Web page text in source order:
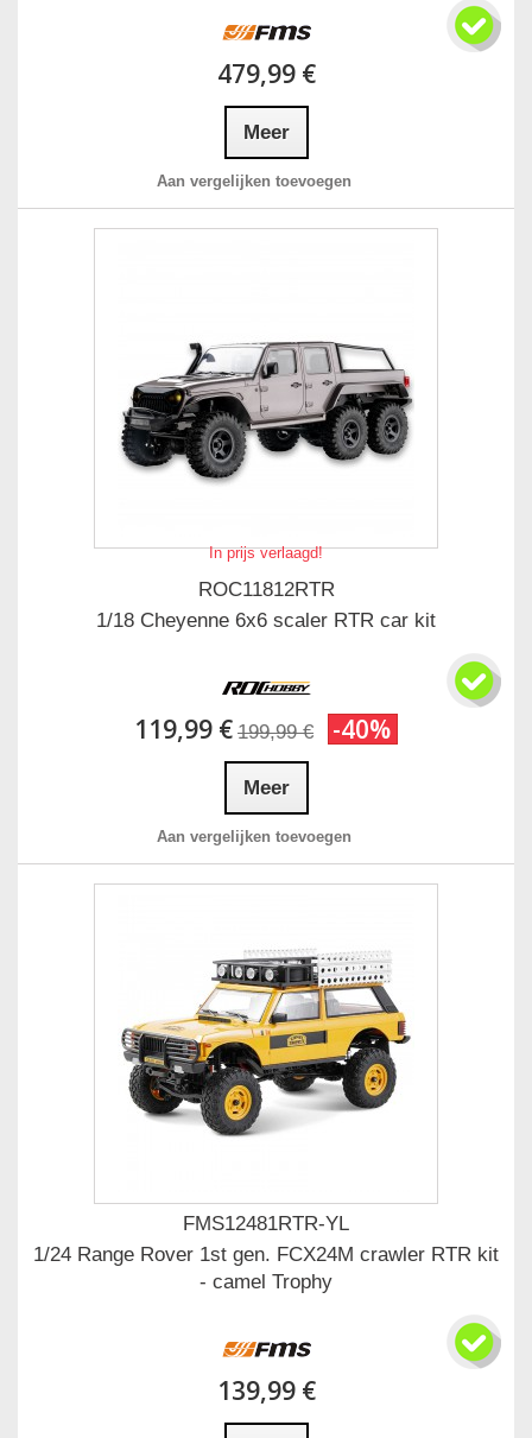
479,99 €
Meer
Aan vergelijken toevoegen
In prijs verlaagd!
ROC11812RTR
1/18 Cheyenne 6x6 scaler RTR car kit
119,99 € 199,99 € -40%
Meer
Aan vergelijken toevoegen
FMS12481RTR-YL
1/24 Range Rover 1st gen. FCX24M crawler RTR kit
- camel Trophy
139,99 €